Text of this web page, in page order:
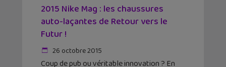
2015 Nike Mag : les chaussures
auto-laçantes de Retour vers le
Futur !
26 octobre 2015
Coup de pub ou véritable innovation ? En